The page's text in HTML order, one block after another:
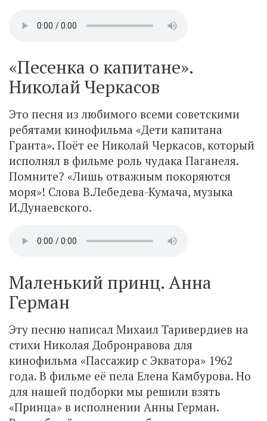
«Песенка о капитане».
Николай Черкасов
Это песня из любимого всеми советскими
ребятами кинофильма «Дети капитана
Гранта». Поёт ее Николай Черкасов, который
исполнял в фильме роль чудака Паганеля.
Помните? «Лишь отважным покоряются
моря»! Слова В.Лебедева-Кумача, музыка
И.Дунаевского.
Маленький принц. Анна
Герман
Эту песню написал Михаил Таривердиев на
стихи Николая Добронравова для
кинофильма «Пассажир с Экватора» 1962
года. В фильме её пела Елена Камбурова. Но
для нашей подборки мы решили взять
«Принца» в исполнении Анны Герман.